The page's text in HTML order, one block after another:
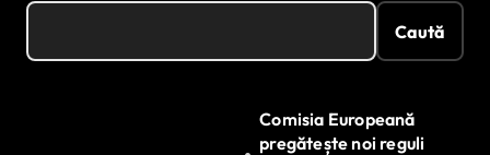
Caută
Comisia Europeană
pregătește noi reguli